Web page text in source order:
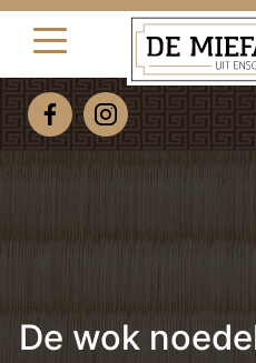
De wok